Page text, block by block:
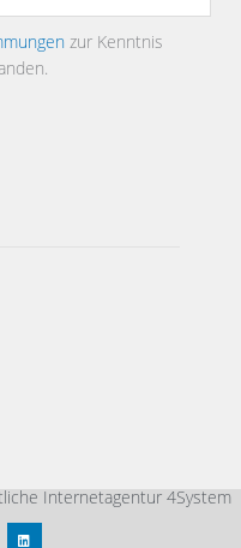
zur Kenntnis
Internetagentur 4System